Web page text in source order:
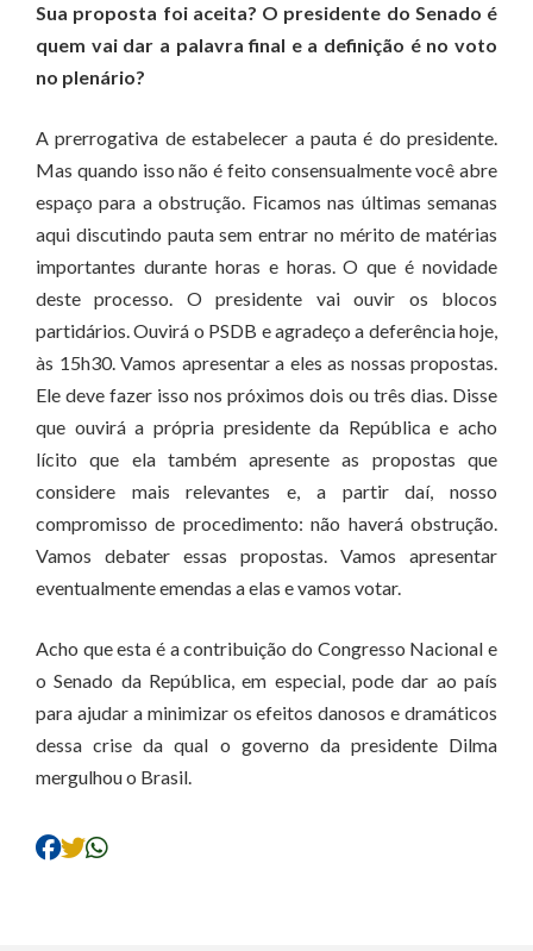
Sua proposta foi aceita? O presidente do Senado é
quem vai dar a palavra final e a definição é no voto
no plenário?
A prerrogativa de estabelecer a pauta é do presidente.
Mas quando isso não é feito consensualmente você abre
espaço para a obstrução. Ficamos nas últimas semanas
aqui discutindo pauta sem entrar no mérito de matérias
importantes durante horas e horas. O que é novidade
deste processo. O presidente vai ouvir os blocos
partidários. Ouvirá o PSDB e agradeço a deferência hoje,
às 15h30. Vamos apresentar a eles as nossas propostas.
Ele deve fazer isso nos próximos dois ou três dias. Disse
que ouvirá a própria presidente da República e acho
lícito que ela também apresente as propostas que
considere mais relevantes e, a partir daí, nosso
compromisso de procedimento: não haverá obstrução.
Vamos debater essas propostas. Vamos apresentar
eventualmente emendas a elas e vamos votar.
Acho que esta é a contribuição do Congresso Nacional e
o Senado da República, em especial, pode dar ao país
para ajudar a minimizar os efeitos danosos e dramáticos
dessa crise da qual o governo da presidente Dilma
mergulhou o Brasil.